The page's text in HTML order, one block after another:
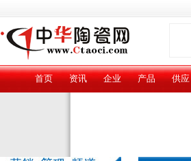
首页 资讯 企业 产品 供应